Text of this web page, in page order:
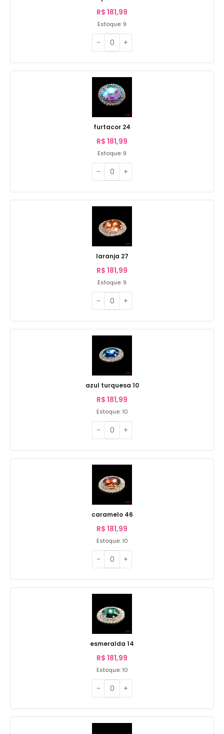
R$ 181,99
Estoque: 9
furtacor 24
R$ 181,99
Estoque: 9
laranja 27
R$ 181,99
Estoque: 9
azul turquesa 10
R$ 181,99
Estoque: 10
caramelo 46
R$ 181,99
Estoque: 10
esmeralda 14
R$ 181,99
Estoque: 10